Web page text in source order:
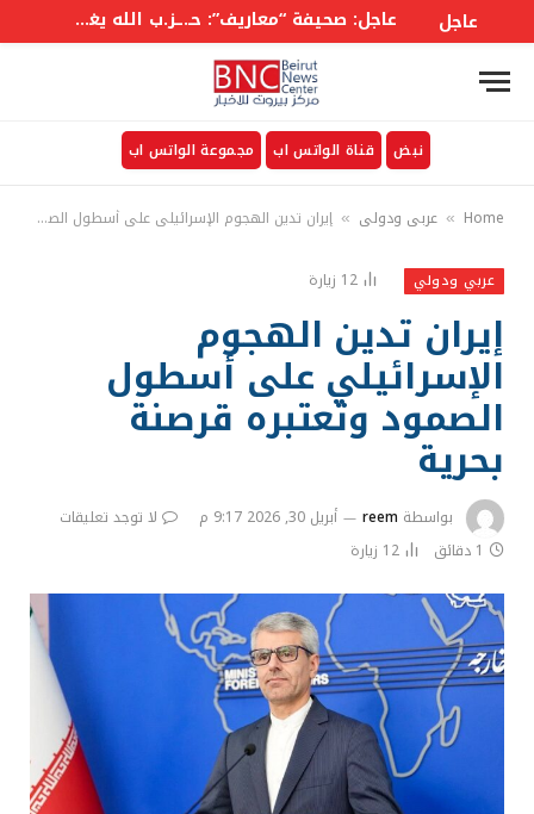
عاجل عاجل: صحيفة “معاريف”: حـ.ـز.ب الله يغير قواعد اللعبة وهو التقدير الذي يُقلق “الجيش” الإسرائيلي
نبض قناة الواتس اب مجموعة الواتس اب
Home
» عربي ودولي » إيران تدين الهجوم الإسرائيلي على أسطول الصمود وتعتبره قرصنة بحرية
عربي ودولي 12 زيارة
إيران تدين الهجوم
الإسرائيلي على أسطول
الصمود وتعتبره قرصنة
بحرية
بواسطة reem أبريل 30, 2026 9:17 م
لا توجد تعليقات
1 دقائق
12 زيارة